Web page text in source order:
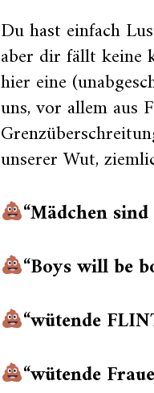
Du hast einfach
aber dir fällt keine
hier eine
uns, vor allem
unserer Wut,
“Mädchen
“Boys will be
“wütende
“wütende